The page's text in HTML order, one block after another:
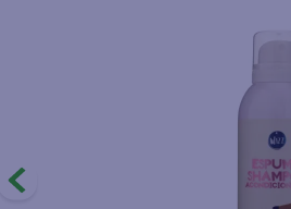
7.
.